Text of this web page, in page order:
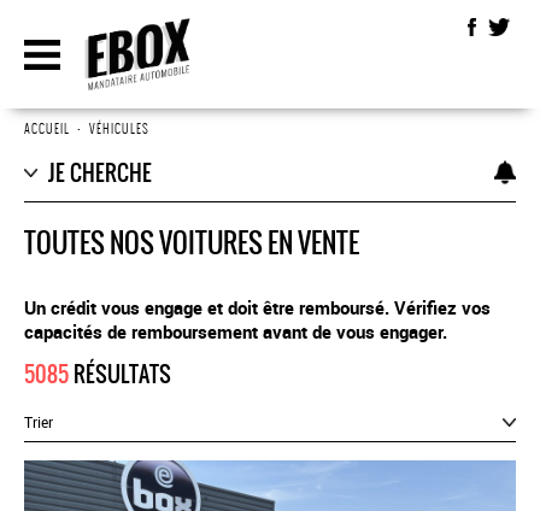
ACCUEIL • VÉHICULES
JE CHERCHE
TOUTES NOS VOITURES EN VENTE
Un crédit vous engage et doit être remboursé. Vérifiez vos
capacités de remboursement avant de vous engager.
5085RÉSULTATS
Trier